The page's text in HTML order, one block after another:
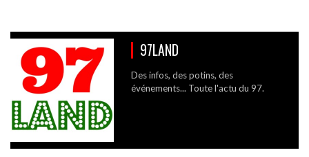
97LAND
Des infos, des potins, des
événements... Toute l'actu du 97.